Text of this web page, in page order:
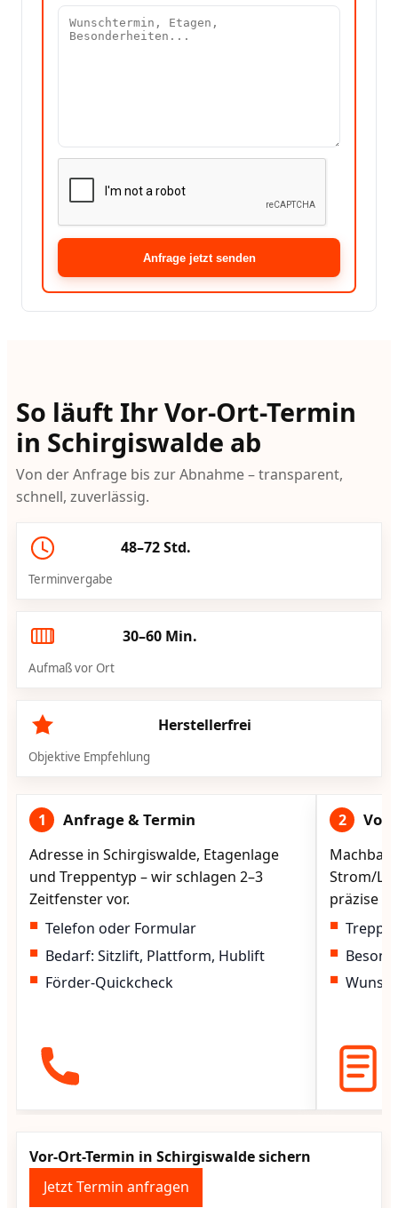
Anfrage jetzt senden
So läuft Ihr Vor-Ort-Termin
in Schirgiswalde ab
Von der Anfrage bis zur Abnahme – transparent,
schnell, zuverlässig.
48–72 Std.
Terminvergabe
30–60 Min.
Aufmaß vor Ort
Herstellerfrei
Objektive Empfehlung
1 Anfrage & Termin
Adresse in Schirgiswalde, Etagenlage
und Treppentyp – wir schlagen 2–3
Zeitfenster vor.
Telefon oder Formular
Bedarf: Sitzlift, Plattform, Hublift
Förder-Quickcheck
2
Strom/
präzise
Vor-Ort-Termin in Schirgiswalde sichern
Jetzt Termin anfragen